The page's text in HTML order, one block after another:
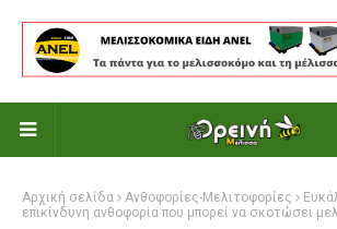
Αρχική σελίδα Ανθοφορίες-Μελιτοφορίες
επικίνδυνη ανθοφορία που μπορεί να σκοτώσει